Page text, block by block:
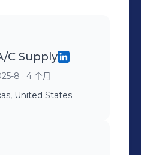
C Supply
8 · 4 个月
United States